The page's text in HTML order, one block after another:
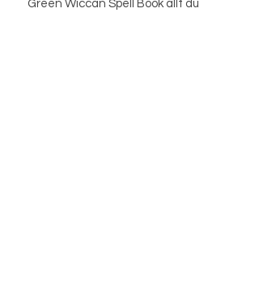
Green Wiccan Spell Book allt du